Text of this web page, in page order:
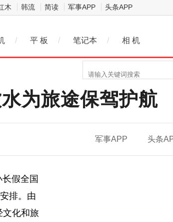
木 韩流 简读 军事APP 头条APP
/ 平 板 / 笔记本 / 相 机
为旅途保驾护航
军事APP 头条
假全国
排。由
文化和旅